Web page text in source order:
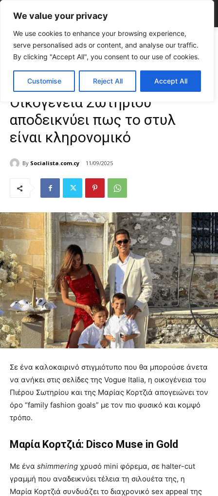
We value your privacy
We use cookies to enhance your browsing experience,
serve personalised ads or content, and analyse our traffic.
By clicking "Accept All", you consent to our use of cookies.
Customise Reject All Accept All
Home FASHION & BEAUTY
Golden Glam & Family Cool: Η
Οικογένεια Σωτηρίου αποδεικνύει πως το στυλ...
Golden Glam & Family Cool: Η
Οικογένεια Σωτηρίου
αποδεικνύει πως το στυλ
είναι κληρονομικό
By Socialista.com.cy 11/09/2025
Σε ένα καλοκαιρινό στιγμιότυπο που θα μπορούσε άνετα
να ανήκει στις σελίδες της Vogue Italia, η οικογένεια του
Πιέρου Σωτηρίου και της Μαρίας Κορτζιά απογειώνει τον
όρο “family fashion goals” με τον πιο φυσικό και κομψό
τρόπο.
Μαρία Κορτζιά: Disco Muse in Gold
Με ένα shimmering χρυσό mini φόρεμα, σε halter-cut
γραμμή που αναδεικνύει τέλεια τη σιλουέτα της, η
Μαρία Κορτζιά συνδυάζει το διαχρονικό sex appeal της